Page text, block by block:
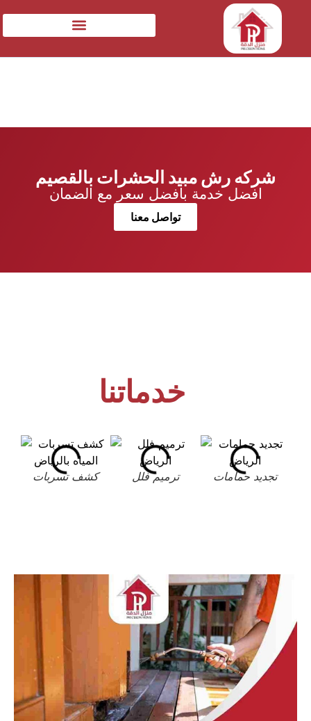
شركه رش مبيد الحشرات بالقصيم
افضل خدمة بافضل سعر مع الضمان
تواصل معنا
خدماتنا
كشف تسربات ترميم فلل تجديد حمامات